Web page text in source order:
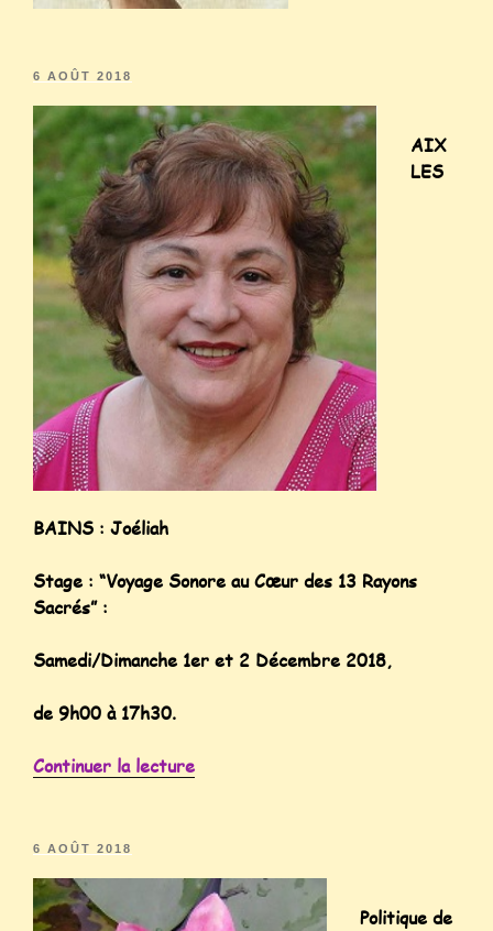
6 AOÛT 2018
AIX
LES
BAINS : Joéliah
Stage : “Voyage Sonore au Cœur des 13 Rayons
Sacrés” :
Samedi/Dimanche 1er et 2 Décembre 2018,
de 9h00 à 17h30.
Continuer la lecture
6 AOÛT 2018
Politique de